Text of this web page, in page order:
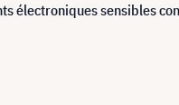
électroniques sensibles